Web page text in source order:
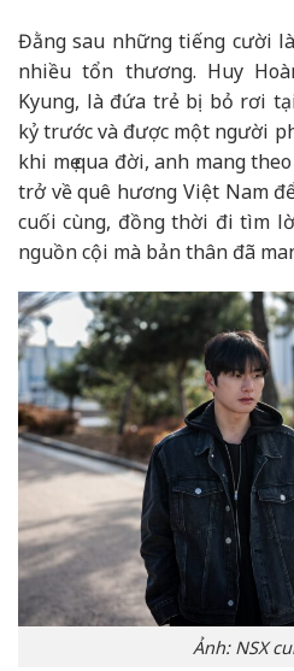
Đằng sau những tiếng cười
nhiều tổn thương. Huy
Kyung, là đứa trẻ bị bỏ rơi
kỷ trước và được một người
khi mẹ qua đời, anh mang
trở về quê hương Việt Nam
cuối cùng, đồng thời đi tìm
nguồn cội mà bản thân đã
Ảnh: NSX